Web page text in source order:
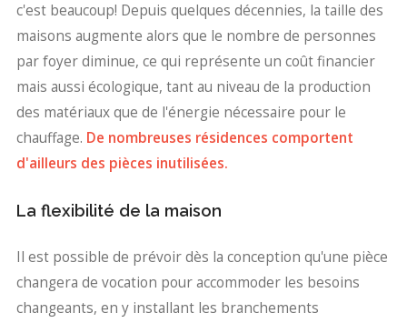
c'est beaucoup! Depuis quelques décennies, la taille des
maisons augmente alors que le nombre de personnes
par foyer diminue, ce qui représente un coût financier
mais aussi écologique, tant au niveau de la production
des matériaux que de l'énergie nécessaire pour le
chauffage. De nombreuses résidences comportent
d'ailleurs des pièces inutilisées.
La flexibilité de la maison
Il est possible de prévoir dès la conception qu'une pièce
changera de vocation pour accommoder les besoins
changeants, en y installant les branchements